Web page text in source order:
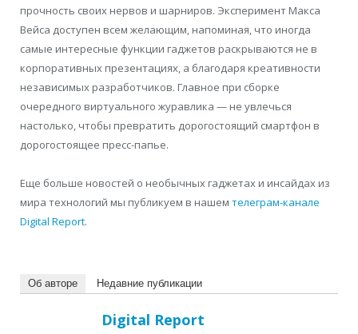
прочность своих нервов и шарниров. Эксперимент Макса
Вейса доступен всем желающим, напоминая, что иногда
самые интересные функции гаджетов раскрываются не в
корпоративных презентациях, а благодаря креативности
независимых разработчиков. Главное при сборке
очередного виртуального журавлика — не увлечься
настолько, чтобы превратить дорогостоящий смартфон в
дорогостоящее пресс-папье.
Еще больше новостей о необычных гаджетах и инсайдах из
мира технологий мы публикуем в нашем телеграм-канале
Digital Report.
Об авторе Недавние публикации
Digital Report